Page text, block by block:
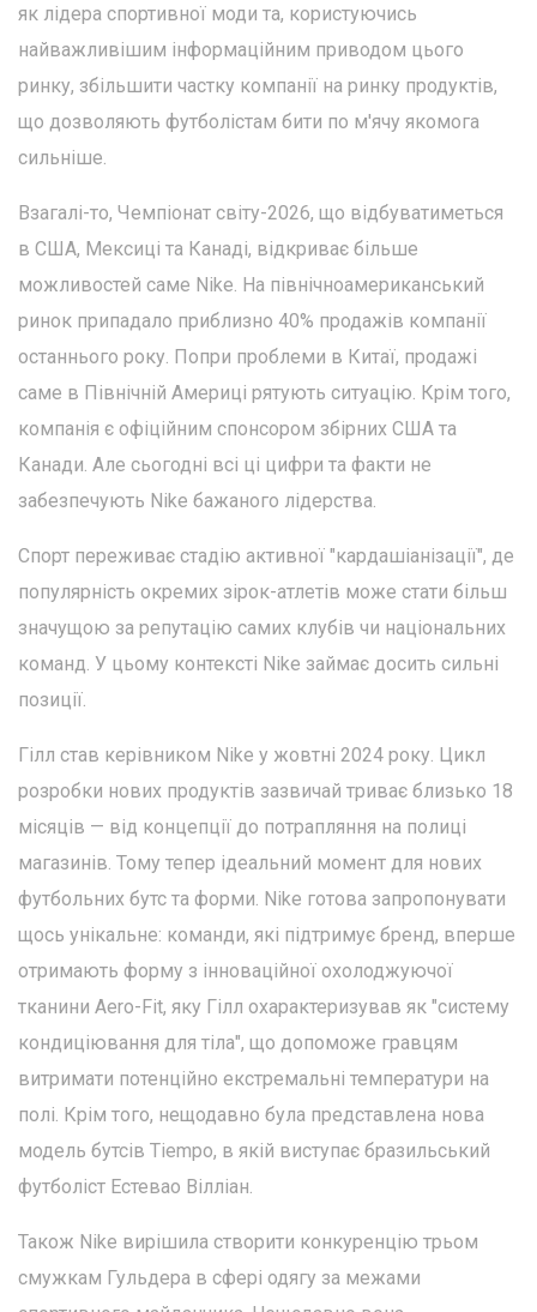
як лідера спортивної моди та, користуючись
найважливішим інформаційним приводом цього
ринку, збільшити частку компанії на ринку продуктів,
що дозволяють футболістам бити по м'ячу якомога
сильніше.
Взагалі-то, Чемпіонат світу-2026, що відбуватиметься
в США, Мексиці та Канаді, відкриває більше
можливостей саме Nike. На північноамериканський
ринок припадало приблизно 40% продажів компанії
останнього року. Попри проблеми в Китаї, продажі
саме в Північній Америці рятують ситуацію. Крім того,
компанія є офіційним спонсором збірних США та
Канади. Але сьогодні всі ці цифри та факти не
забезпечують Nike бажаного лідерства.
Спорт переживає стадію активної "кардашіанізації", де
популярність окремих зірок-атлетів може стати більш
значущою за репутацію самих клубів чи національних
команд. У цьому контексті Nike займає досить сильні
позиції.
Гілл став керівником Nike у жовтні 2024 року. Цикл
розробки нових продуктів зазвичай триває близько 18
місяців — від концепції до потрапляння на полиці
магазинів. Тому тепер ідеальний момент для нових
футбольних бутс та форми. Nike готова запропонувати
щось унікальне: команди, які підтримує бренд, вперше
отримають форму з інноваційної охолоджуючої
тканини Aero-Fit, яку Гілл охарактеризував як "систему
кондиціювання для тіла", що допоможе гравцям
витримати потенційно екстремальні температури на
полі. Крім того, нещодавно була представлена нова
модель бутсів Tiempo, в якій виступає бразильський
футболіст Естевао Вілліан.
Також Nike вирішила створити конкуренцію трьом
смужкам Гульдера в сфері одягу за межами